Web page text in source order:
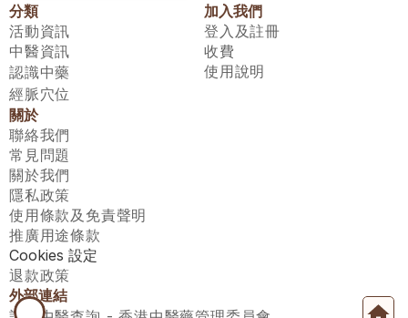
分類
活動資訊
中醫資訊
認識中藥
經脈穴位
加入我們
登入及註冊
收費
使用說明
關於
聯絡我們
常見問題
關於我們
隱私政策
使用條款及免責聲明
推廣用途條款
Cookies 設定
退款政策
外部連結